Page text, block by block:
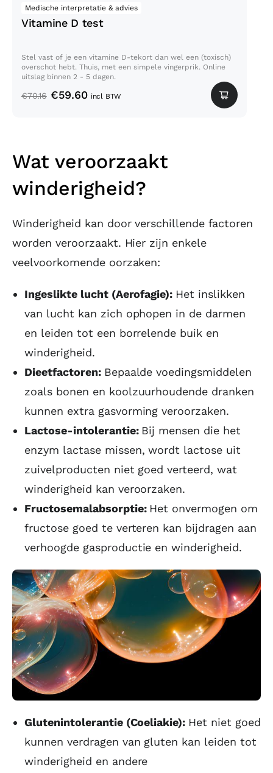
Medische interpretatie & advies
Vitamine D test
Stel vast of je een vitamine D-tekort dan wel een (toxisch)
overschot hebt. Thuis, met een simpele vingerprik. Online
uitslag binnen 2 - 5 dagen.
€70.16 €59.60 incl BTW
Wat veroorzaakt
winderigheid?
Winderigheid kan door verschillende factoren
worden veroorzaakt. Hier zijn enkele
veelvoorkomende oorzaken:
Ingeslikte lucht (Aerofagie): Het inslikken
van lucht kan zich ophopen in de darmen
en leiden tot een borrelende buik en
winderigheid.
Dieetfactoren: Bepaalde voedingsmiddelen
zoals bonen en koolzuurhoudende dranken
kunnen extra gasvorming veroorzaken.
Lactose-intolerantie: Bij mensen die het
enzym lactase missen, wordt lactose uit
zuivelproducten niet goed verteerd, wat
winderigheid kan veroorzaken.
Fructosemalabsorptie: Het onvermogen om
fructose goed te verteren kan bijdragen aan
verhoogde gasproductie en winderigheid.
Glutenintolerantie (Coeliakie): Het niet goed
kunnen verdragen van gluten kan leiden tot
winderigheid en andere